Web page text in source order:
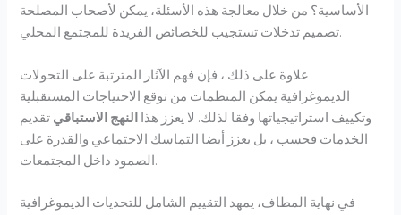
الأساسية؟ من خلال معالجة هذه الأسئلة، يمكن لأصحاب المصلحة
تصميم تدخلات تستجيب للخصائص الفريدة للمجتمع المحلي.
علاوة على ذلك ، فإن فهم الآثار المترتبة على التحولات
الديموغرافية يمكن المنظمات من توقع الاحتياجات المستقبلية
وتكييف استراتيجياتها وفقا لذلك. لا يعزز هذا النهج الاستباقي تقديم
الخدمات فحسب ، بل يعزز أيضا التماسك الاجتماعي والقدرة على
الصمود داخل المجتمعات.
في نهاية المطاف، يمهد التقييم الشامل للتحديات الديموغرافية